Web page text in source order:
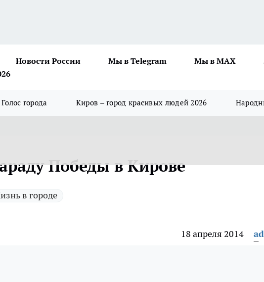
Новости России Мы в Telegram Мы в MAX
Голос города Киров – город красивых людей 2026
Победы в Кирове
в городе
18 апреля 2014